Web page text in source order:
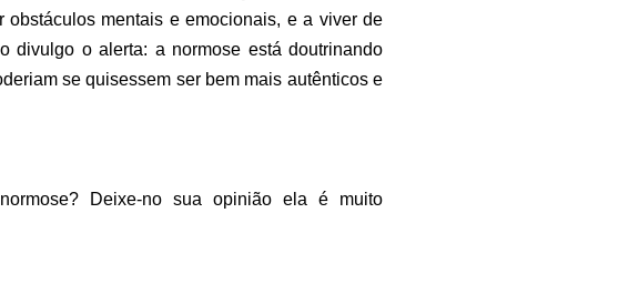
mentais e emocionais, e a viver de
divulgo o alerta: a normose está doutrinando
se quisessem ser bem mais autênticos e
Deixe-no sua opinião ela é muito